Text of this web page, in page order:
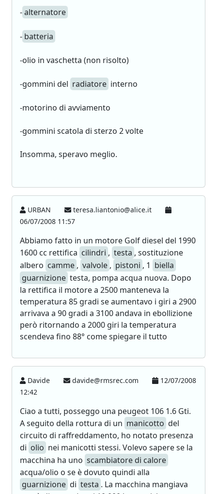
-alternatore
- batteria
-olio in vaschetta (non risolto)
-gommini del radiatore interno
-motorino di avviamento
-gommini scatola di sterzo 2 volte
Insomma, speravo meglio.
URBAN
teresa.liantonio@alice.it
06/07/2008 11:57
Abbiamo fatto in un motore Golf diesel del 1990
1600 cc rettifica cilindri , testa , sostituzione
albero camme , valvole , pistoni , 1 biella
guarnizione testa, pompa acqua nuova. Dopo
la rettifica il motore a 2500 manteneva la
temperatura 85 gradi se aumentavo i giri a 2900
arrivava a 90 gradi a 3100 andava in ebollizione
però ritornando a 2000 giri la temperatura
scendeva fino 88° come spiegare il tutto
Davide davide@rmsrec.com
12/07/2008
12:42
Ciao a tutti, posseggo una peugeot 106 1.6 Gti.
A seguito della rottura di un manicotto del
circuito di raffreddamento, ho notato presenza
di olio nei manicotti stessi. Volevo sapere se la
macchina ha uno scambiatore di calore
acqua/olio o se è dovuto quindi alla
guarnizione di testa . La macchina mangiava